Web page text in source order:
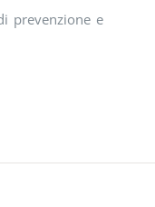
prevenzione e